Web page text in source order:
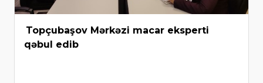
Topçubaşov Mərkəzi macar eksperti
qəbul edib